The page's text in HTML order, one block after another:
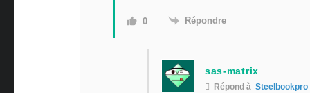
0 Répondre
sas-matrix
Répond à Steelbookpro